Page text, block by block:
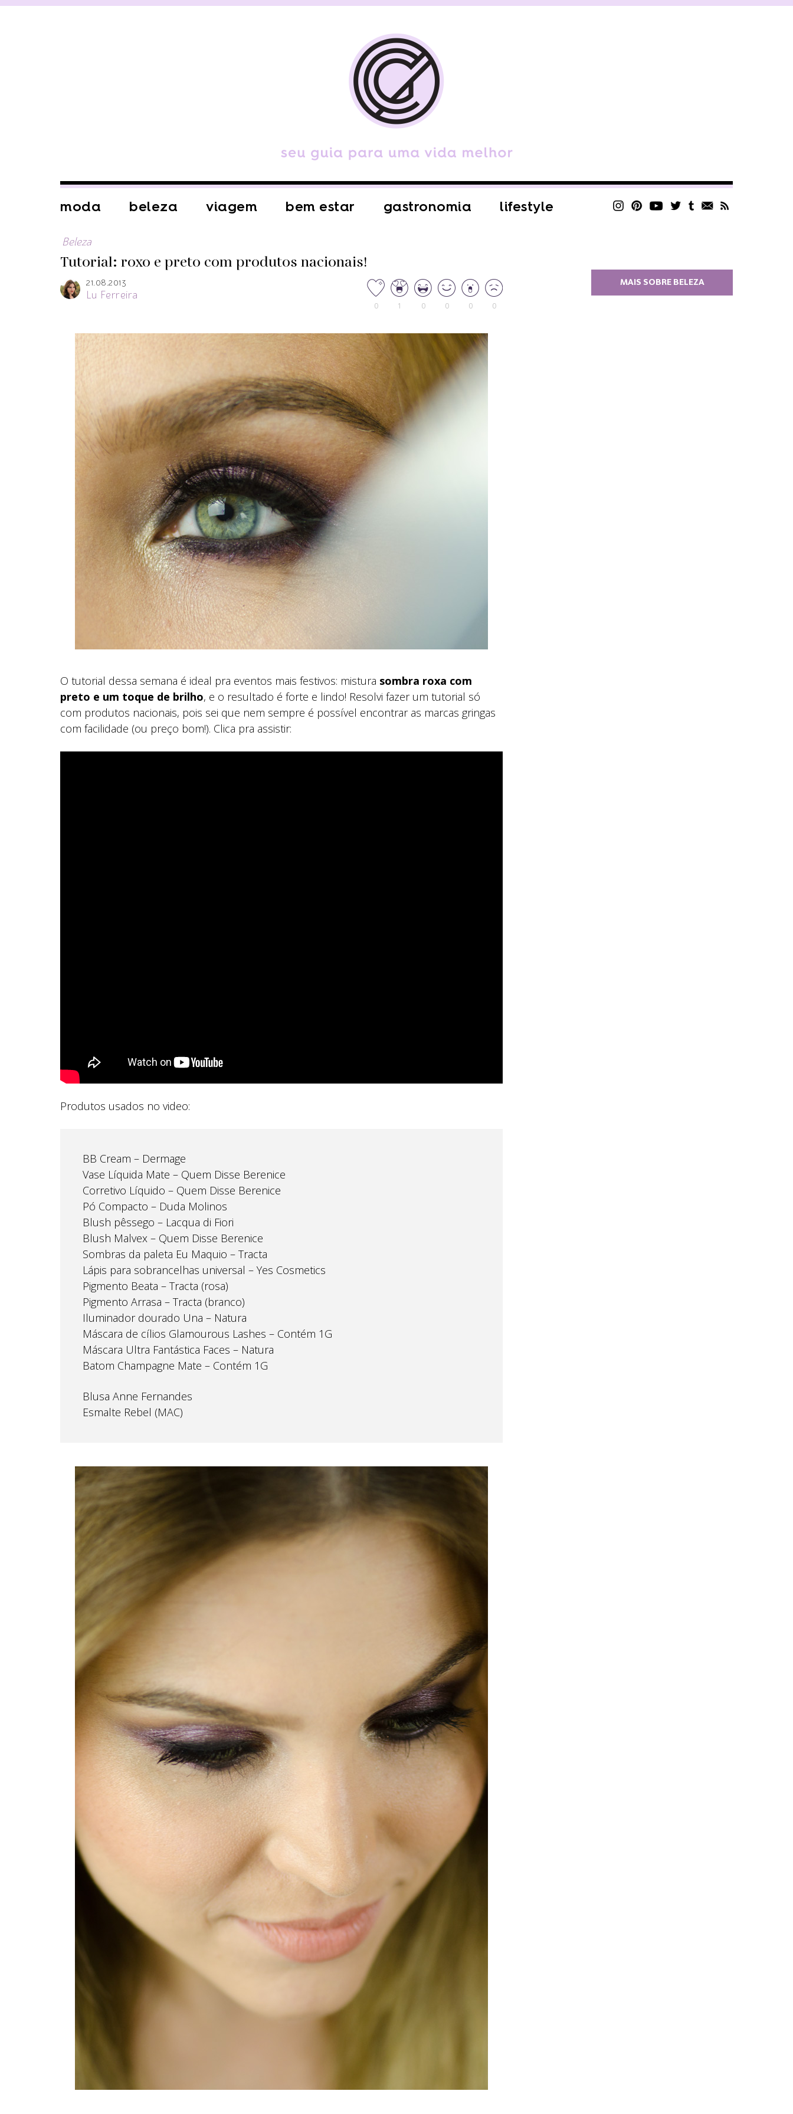
moda beleza viagem bem estar gastronomia lifestyle
Beleza
Tutorial: roxo e preto com produtos nacionais!
21.08.2013
Lu Ferreira
0 1 0 0 0 0
O tutorial dessa semana é ideal pra eventos mais festivos: mistura sombra roxa com
preto e um toque de brilho, e o resultado é forte e lindo! Resolvi fazer um tutorial só
com produtos nacionais, pois sei que nem sempre é possível encontrar as marcas gringas
com facilidade (ou preço bom!). Clica pra assistir:
Produtos usados no video:
BB Cream – Dermage
Vase Líquida Mate – Quem Disse Berenice
Corretivo Líquido – Quem Disse Berenice
Pó Compacto – Duda Molinos
Blush pêssego – Lacqua di Fiori
Blush Malvex – Quem Disse Berenice
Sombras da paleta Eu Maquio – Tracta
Lápis para sobrancelhas universal – Yes Cosmetics
Pigmento Beata – Tracta (rosa)
Pigmento Arrasa – Tracta (branco)
Iluminador dourado Una – Natura
Máscara de cílios Glamourous Lashes – Contém 1G
Máscara Ultra Fantástica Faces – Natura
Batom Champagne Mate – Contém 1G
Blusa Anne Fernandes
Esmalte Rebel (MAC)
MAIS SOBRE BELEZA